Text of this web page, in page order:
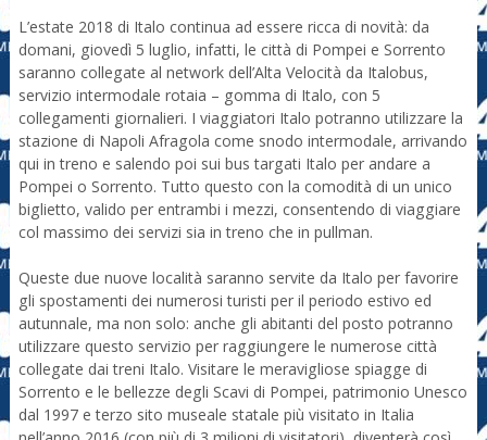
L’estate 2018 di Italo continua ad essere ricca di novità: da
domani, giovedì 5 luglio, infatti, le città di Pompei e Sorrento
saranno collegate al network dell’Alta Velocità da Italobus,
servizio intermodale rotaia – gomma di Italo, con 5
collegamenti giornalieri. I viaggiatori Italo potranno utilizzare la
stazione di Napoli Afragola come snodo intermodale, arrivando
qui in treno e salendo poi sui bus targati Italo per andare a
Pompei o Sorrento. Tutto questo con la comodità di un unico
biglietto, valido per entrambi i mezzi, consentendo di viaggiare
col massimo dei servizi sia in treno che in pullman.
Queste due nuove località saranno servite da Italo per favorire
gli spostamenti dei numerosi turisti per il periodo estivo ed
autunnale, ma non solo: anche gli abitanti del posto potranno
utilizzare questo servizio per raggiungere le numerose città
collegate dai treni Italo. Visitare le meravigliose spiagge di
Sorrento e le bellezze degli Scavi di Pompei, patrimonio Unesco
dal 1997 e terzo sito museale statale più visitato in Italia